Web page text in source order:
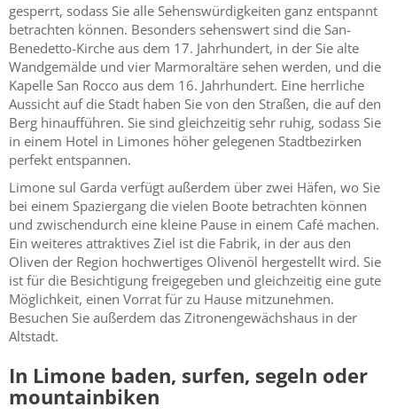
gesperrt, sodass Sie alle Sehenswürdigkeiten ganz entspannt
betrachten können. Besonders sehenswert sind die San-
Benedetto-Kirche aus dem 17. Jahrhundert, in der Sie alte
Wandgemälde und vier Marmoraltäre sehen werden, und die
Kapelle San Rocco aus dem 16. Jahrhundert. Eine herrliche
Aussicht auf die Stadt haben Sie von den Straßen, die auf den
Berg hinaufführen. Sie sind gleichzeitig sehr ruhig, sodass Sie
in einem Hotel in Limones höher gelegenen Stadtbezirken
perfekt entspannen.
Limone sul Garda verfügt außerdem über zwei Häfen, wo Sie
bei einem Spaziergang die vielen Boote betrachten können
und zwischendurch eine kleine Pause in einem Café machen.
Ein weiteres attraktives Ziel ist die Fabrik, in der aus den
Oliven der Region hochwertiges Olivenöl hergestellt wird. Sie
ist für die Besichtigung freigegeben und gleichzeitig eine gute
Möglichkeit, einen Vorrat für zu Hause mitzunehmen.
Besuchen Sie außerdem das Zitronengewächshaus in der
Altstadt.
In Limone baden, surfen, segeln oder
mountainbiken